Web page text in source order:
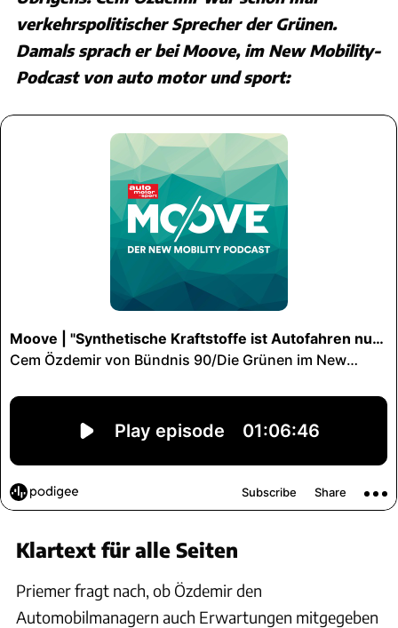
verkehrspolitischer Sprecher der Grünen.
Damals sprach er bei Moove, im New Mobility-
Podcast von auto motor und sport:
Klartext für alle Seiten
Priemer fragt nach, ob Özdemir den
Automobilmanagern auch Erwartungen mitgegeben